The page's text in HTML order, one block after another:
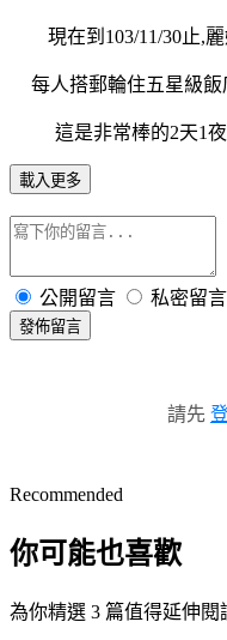
現在到103/11/30止,
每人搭郵輪住五星級
這是非常棒的2天1
載入更多
公開留言 私密留言
發佈留言
請先
Recommended
你可能也喜歡
為你精選 3 篇值得延伸閱